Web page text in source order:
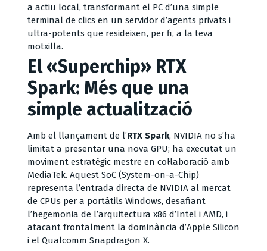
a actiu local, transformant el PC d’una simple
terminal de clics en un servidor d’agents privats i
ultra-potents que resideixen, per fi, a la teva
motxilla.
El «Superchip» RTX
Spark: Més que una
simple actualització
Amb el llançament de l’RTX Spark, NVIDIA no s’ha
limitat a presentar una nova GPU; ha executat un
moviment estratègic mestre en col·laboració amb
MediaTek. Aquest SoC (System-on-a-Chip)
representa l’entrada directa de NVIDIA al mercat
de CPUs per a portàtils Windows, desafiant
l’hegemonia de l’arquitectura x86 d’Intel i AMD, i
atacant frontalment la dominància d’Apple Silicon
i el Qualcomm Snapdragon X.